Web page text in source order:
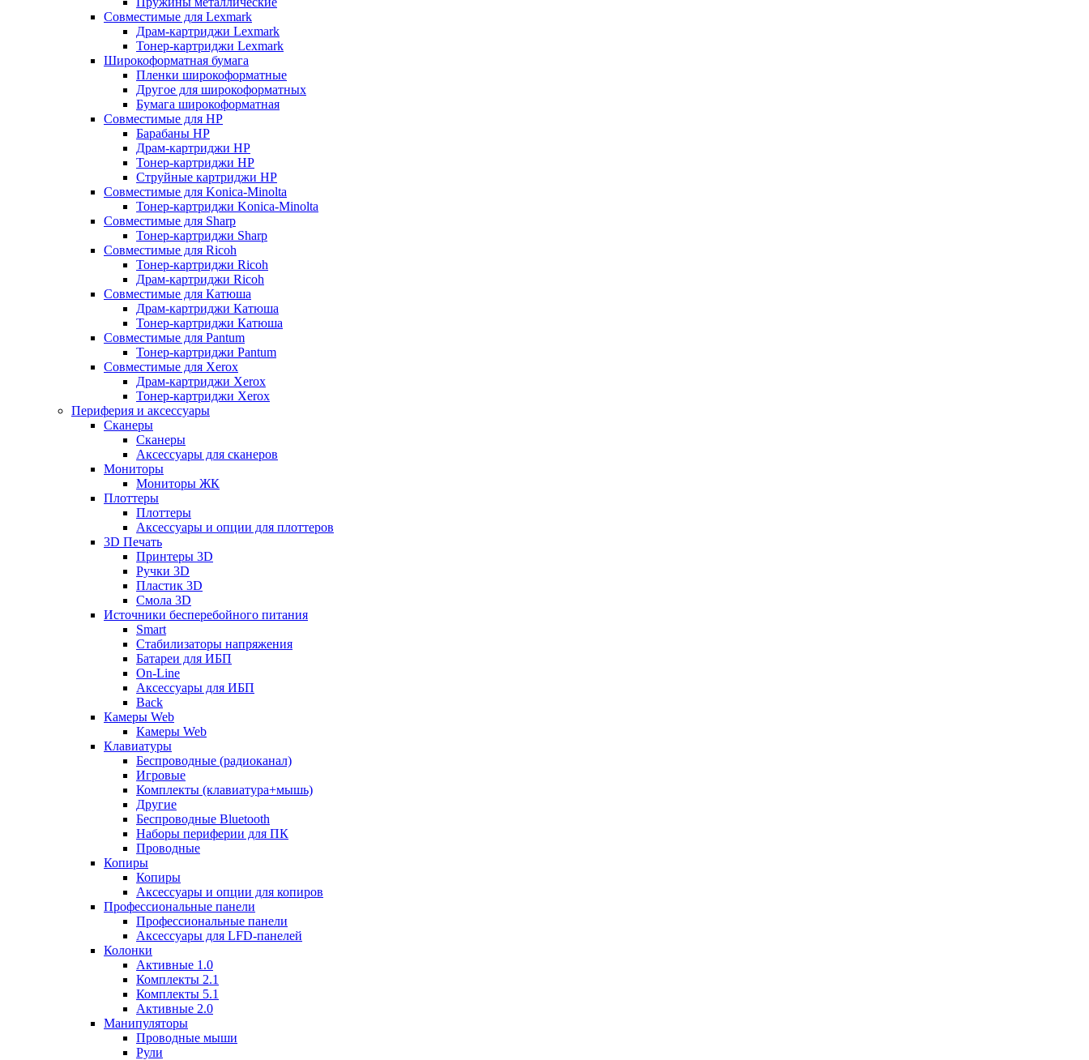
Совместимые для Lexmark
Драм-картриджи Lexmark
Тонер-картриджи Lexmark
Широкоформатная бумага
Пленки широкоформатные
Другое для широкоформатных
Бумага широкоформатная
Совместимые для HP
Барабаны HP
Драм-картриджи HP
Тонер-картриджи HP
Струйные картриджи HP
Совместимые для Konica-Minolta
Тонер-картриджи Konica-Minolta
Совместимые для Sharp
Тонер-картриджи Sharp
Совместимые для Ricoh
Тонер-картриджи Ricoh
Драм-картриджи Ricoh
Совместимые для Катюша
Драм-картриджи Катюша
Тонер-картриджи Катюша
Совместимые для Pantum
Тонер-картриджи Pantum
Совместимые для Xerox
Драм-картриджи Xerox
Тонер-картриджи Xerox
Периферия и аксессуары
Сканеры
Сканеры
Аксессуары для сканеров
Мониторы
Мониторы ЖК
Плоттеры
Плоттеры
Аксессуары и опции для плоттеров
3D Печать
Принтеры 3D
Ручки 3D
Пластик 3D
Смола 3D
Источники бесперебойного питания
Smart
Стабилизаторы напряжения
Батареи для ИБП
On-Line
Аксессуары для ИБП
Back
Камеры Web
Камеры Web
Клавиатуры
Беспроводные (радиоканал)
Игровые
Комплекты (клавиатура+мышь)
Другие
Беспроводные Bluetooth
Наборы периферии для ПК
Проводные
Копиры
Копиры
Аксессуары и опции для копиров
Профессиональные панели
Профессиональные панели
Аксессуары для LFD-панелей
Колонки
Активные 1.0
Комплекты 2.1
Комплекты 5.1
Активные 2.0
Манипуляторы
Проводные мыши
Рули